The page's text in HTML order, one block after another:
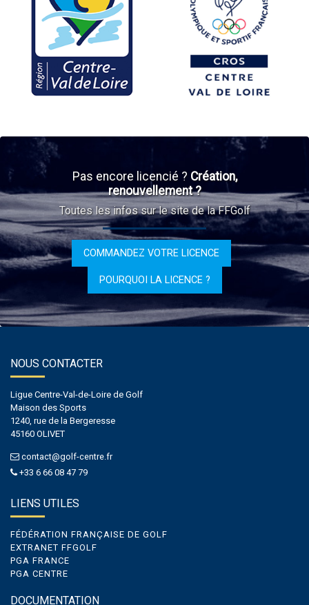
Pas encore licencié ? Création,
renouvellement ?
Toutes les infos sur le site de la FFGolf
COMMANDEZ VOTRE LICENCE
POURQUOI LA LICENCE ?
NOUS CONTACTER
Ligue Centre-Val-de-Loire de Golf
Maison des Sports
1240, rue de la Bergeresse
45160 OLIVET
contact@golf-centre.fr
+33 6 66 08 47 79
LIENS UTILES
FÉDÉRATION FRANÇAISE DE GOLF
EXTRANET FFGOLF
PGA FRANCE
PGA CENTRE
DOCUMENTATION